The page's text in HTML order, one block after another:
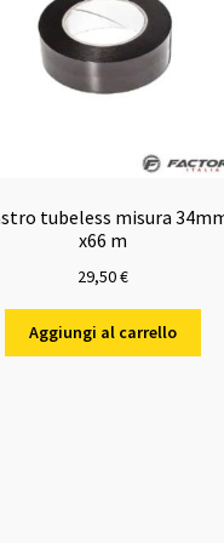
tubeless misura
x66 m
29,50€
Aggiungi al carrello